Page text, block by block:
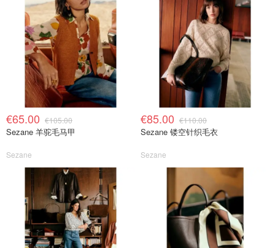
€65.00 €105.00
Sezane 羊驼毛马甲
Sezane
€85.00 €110.00
Sezane 镂空针织毛衣
Sezane